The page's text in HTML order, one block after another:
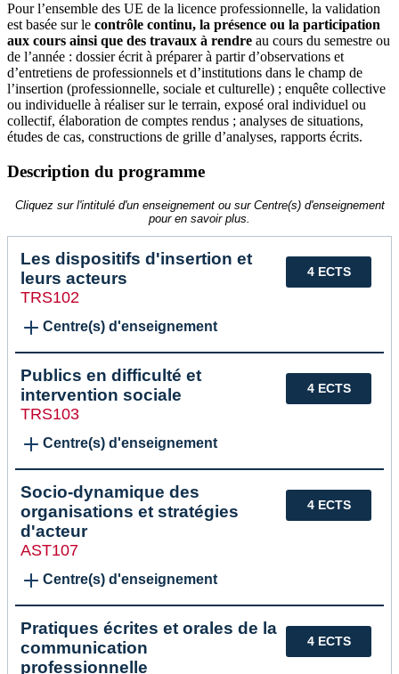
Pour l’ensemble des UE de la licence professionnelle, la validation
est basée sur le contrôle continu, la présence ou la participation
aux cours ainsi que des travaux à rendre au cours du semestre ou
de l’année : dossier écrit à préparer à partir d’observations et
d’entretiens de professionnels et d’institutions dans le champ de
l’insertion (professionnelle, sociale et culturelle) ; enquête collective
ou individuelle à réaliser sur le terrain, exposé oral individuel ou
collectif, élaboration de comptes rendus ; analyses de situations,
études de cas, constructions de grille d’analyses, rapports écrits.
Description du programme
Cliquez sur l'intitulé d'un enseignement ou sur Centre(s) d'enseignement
pour en savoir plus.
4 ECTS
Les dispositifs d'insertion et
leurs acteurs
TRS102
Centre(s) d'enseignement
4 ECTS
Publics en difficulté et
intervention sociale
TRS103
Centre(s) d'enseignement
4 ECTS
Socio-dynamique des
organisations et stratégies
d'acteur
AST107
Centre(s) d'enseignement
4 ECTS
Pratiques écrites et orales de la
communication
professionnelle